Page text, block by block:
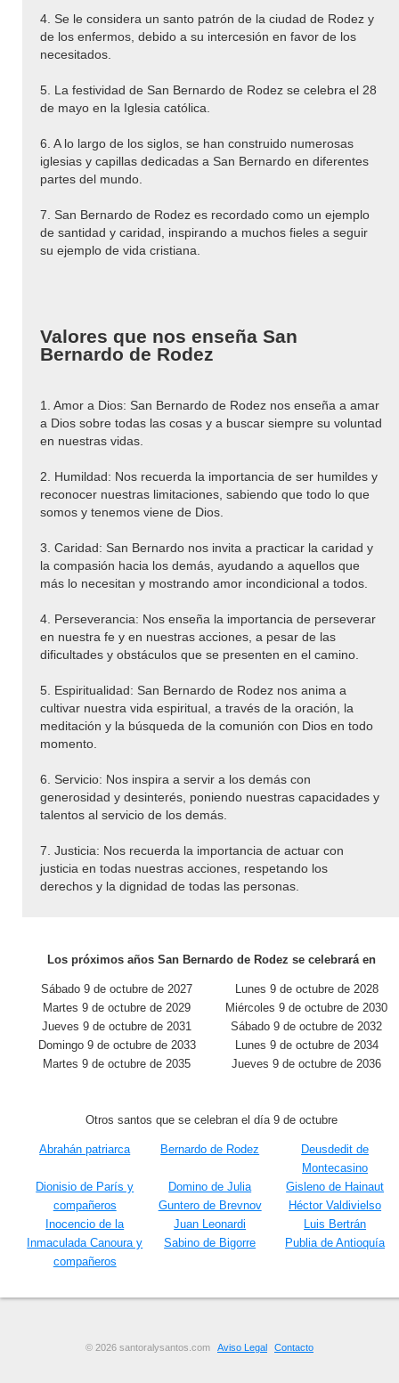
4. Se le considera un santo patrón de la ciudad de Rodez y
de los enfermos, debido a su intercesión en favor de los
necesitados.
5. La festividad de San Bernardo de Rodez se celebra el 28
de mayo en la Iglesia católica.
6. A lo largo de los siglos, se han construido numerosas
iglesias y capillas dedicadas a San Bernardo en diferentes
partes del mundo.
7. San Bernardo de Rodez es recordado como un ejemplo
de santidad y caridad, inspirando a muchos fieles a seguir
su ejemplo de vida cristiana.
Valores que nos enseña San
Bernardo de Rodez
1. Amor a Dios: San Bernardo de Rodez nos enseña a amar
a Dios sobre todas las cosas y a buscar siempre su voluntad
en nuestras vidas.
2. Humildad: Nos recuerda la importancia de ser humildes y
reconocer nuestras limitaciones, sabiendo que todo lo que
somos y tenemos viene de Dios.
3. Caridad: San Bernardo nos invita a practicar la caridad y
la compasión hacia los demás, ayudando a aquellos que
más lo necesitan y mostrando amor incondicional a todos.
4. Perseverancia: Nos enseña la importancia de perseverar
en nuestra fe y en nuestras acciones, a pesar de las
dificultades y obstáculos que se presenten en el camino.
5. Espiritualidad: San Bernardo de Rodez nos anima a
cultivar nuestra vida espiritual, a través de la oración, la
meditación y la búsqueda de la comunión con Dios en todo
momento.
6. Servicio: Nos inspira a servir a los demás con
generosidad y desinterés, poniendo nuestras capacidades y
talentos al servicio de los demás.
7. Justicia: Nos recuerda la importancia de actuar con
justicia en todas nuestras acciones, respetando los
derechos y la dignidad de todas las personas.
Los próximos años San Bernardo de Rodez se celebrará en
Sábado 9 de octubre de 2027
Lunes 9 de octubre de 2028
Martes 9 de octubre de 2029
Miércoles 9 de octubre de 2030
Jueves 9 de octubre de 2031
Sábado 9 de octubre de 2032
Domingo 9 de octubre de 2033
Lunes 9 de octubre de 2034
Martes 9 de octubre de 2035
Jueves 9 de octubre de 2036
Otros santos que se celebran el día 9 de octubre
Abrahán patriarca Bernardo de Rodez
Deusdedit de
Montecasino
Dionisio de París y
compañeros
Domino de Julia
Gisleno de Hainaut
Guntero de Brevnov
Héctor Valdivielso
Inocencio de la
Inmaculada Canoura y
compañeros
Juan Leonardi
Luis Bertrán
Sabino de Bigorre
Publia de Antioquía
© 2026 santoralysantos.com Aviso Legal Contacto